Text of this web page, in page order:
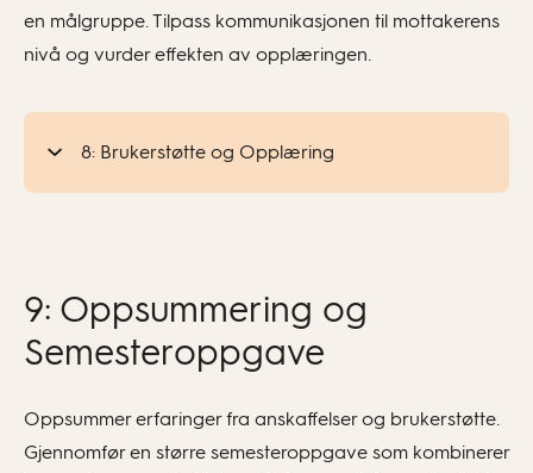
en målgruppe. Tilpass kommunikasjonen til mottakerens
nivå og vurder effekten av opplæringen.
8: Brukerstøtte og Opplæring
9: Oppsummering og
Semesteroppgave
Oppsummer erfaringer fra anskaffelser og brukerstøtte.
Gjennomfør en større semesteroppgave som kombinerer